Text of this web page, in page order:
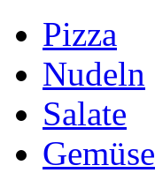
Pizza
Nudeln
Salate
Gemüse